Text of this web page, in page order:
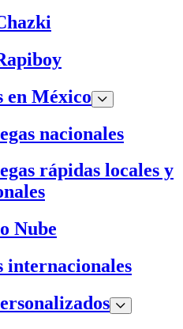
en México
nacionales
rápidas locales y
Nube
internacionales